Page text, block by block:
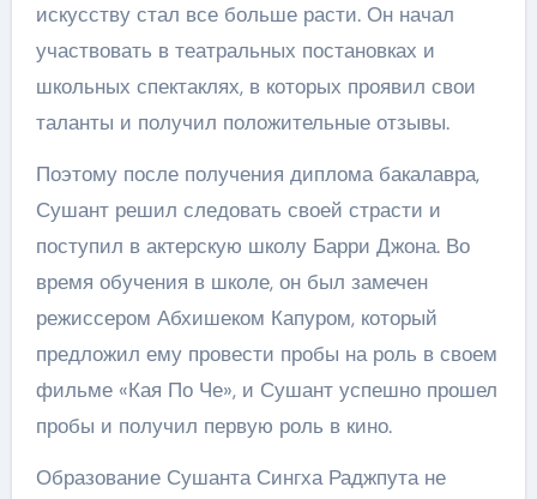
искусству стал все больше расти. Он начал
участвовать в театральных постановках и
школьных спектаклях, в которых проявил свои
таланты и получил положительные отзывы.
Поэтому после получения диплома бакалавра,
Сушант решил следовать своей страсти и
поступил в актерскую школу Барри Джона. Во
время обучения в школе, он был замечен
режиссером Абхишеком Капуром, который
предложил ему провести пробы на роль в своем
фильме «Кая По Че», и Сушант успешно прошел
пробы и получил первую роль в кино.
Образование Сушанта Сингха Раджпута не